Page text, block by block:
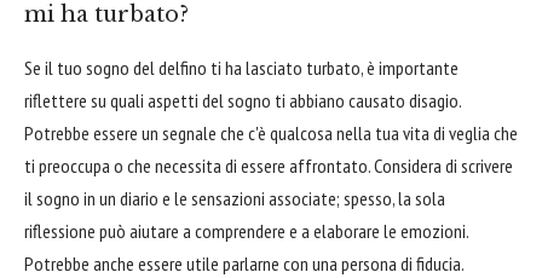
mi ha turbato?
Se il tuo sogno del delfino ti ha lasciato turbato, è importante
riflettere su quali aspetti del sogno ti abbiano causato disagio.
Potrebbe essere un segnale che c'è qualcosa nella tua vita di veglia che
ti preoccupa o che necessita di essere affrontato. Considera di scrivere
il sogno in un diario e le sensazioni associate; spesso, la sola
riflessione può aiutare a comprendere e a elaborare le emozioni.
Potrebbe anche essere utile parlarne con una persona di fiducia.